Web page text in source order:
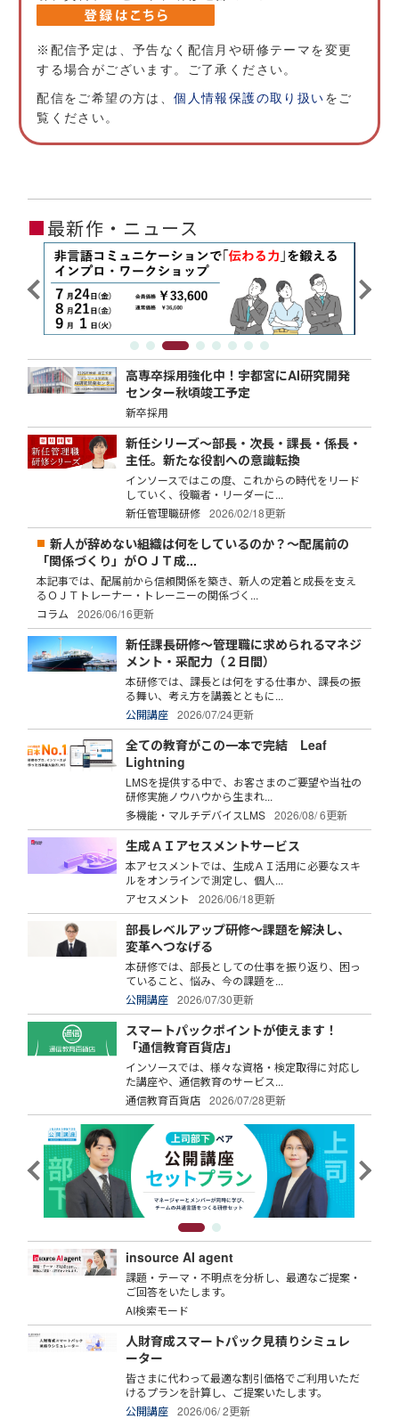
※配信予定は、予告なく配信月や研修テーマを変更
する場合がございます。ご了承ください。
配信をご希望の方は、個人情報保護の取り扱いをご
覧ください。
■最新作・ニュース
高専卒採用強化中！宇都宮にAI研究開発
センター秋頃竣工予定
新卒採用
新任シリーズ～部長・次長・課長・係長・
主任。新たな役割への意識転換
インソースではこの度、これからの時代をリード
していく、役職者・リーダーに...
新任管理職研修
2026/02/18更新
新人が辞めない組織は何をしているのか？～配属前の
「関係づくり」がＯＪＴ成...
本記事では、配属前から信頼関係を築き、新人の定着と成長を支え
るＯＪＴトレーナー・トレーニーの関係づく...
コラム
2026/06/16更新
新任課長研修～管理職に求められるマネジ
メント・采配力（２日間）
本研修では、課長とは何をする仕事か、課長の振
る舞い、考え方を講義とともに...
公開講座
2026/07/24更新
全ての教育がこの一本で完結 Leaf
Lightning
LMSを提供する中で、お客さまのご要望や当社の
研修実施ノウハウから生まれ...
多機能・マルチデバイスLMS
2026/08/ 6更新
生成ＡＩアセスメントサービス
本アセスメントでは、生成ＡＩ活用に必要なスキ
ルをオンラインで測定し、個人...
アセスメント
2026/06/18更新
部長レベルアップ研修～課題を解決し、
変革へつなげる
本研修では、部長としての仕事を振り返り、困っ
ていること、悩み、今の課題を...
公開講座
2026/07/30更新
スマートパックポイントが使えます！
「通信教育百貨店」
インソースでは、様々な資格・検定取得に対応し
た講座や、通信教育のサービス...
通信教育百貨店
2026/07/28更新
insource AI agent
課題・テーマ・不明点を分析し、最適なご提案・
ご回答をいたします。
AI検索モード
人財育成スマートパック見積りシミュレ
ーター
皆さまに代わって最適な割引価格でご利用いただ
けるプランを計算し、ご提案いたします。
公開講座
2026/06/ 2更新